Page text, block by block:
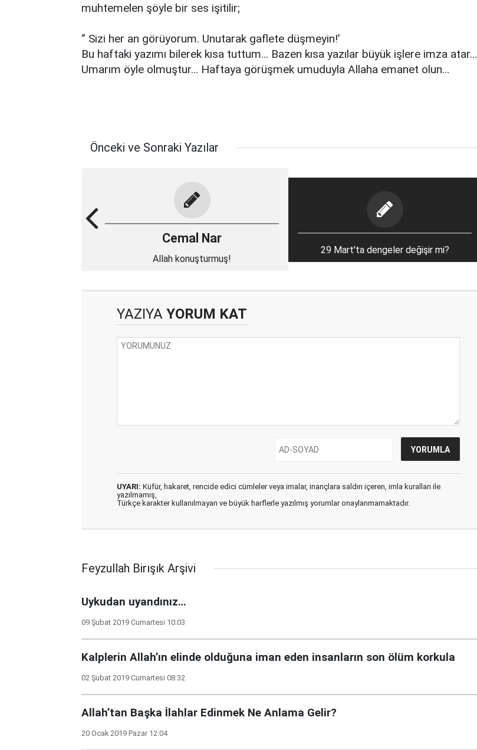
muhtemelen şöyle bir ses işitilir;
‘’ Sizi her an görüyorum. Unutarak gaflete düşmeyin!’
Bu haftaki yazımı bilerek kısa tuttum… Bazen kısa yazılar büyük işlere imza atar…
Umarım öyle olmuştur… Haftaya görüşmek umuduyla Allaha emanet olun…
Önceki ve Sonraki Yazılar
Cemal Nar
Allah konuşturmuş!
29 Mart'ta dengeler değişir mi?
YAZIYA YORUM KAT
UYARI: Küfür, hakaret, rencide edici cümleler veya imalar, inançlara saldırı içeren, imla kuralları ile
yazılmamış,
Türkçe karakter kullanılmayan ve büyük harflerle yazılmış yorumlar onaylanmamaktadır.
Feyzullah Birışık Arşivi
Uykudan uyandınız…
09 Şubat 2019 Cumartesi 10:03
Kalplerin Allah’ın elinde olduğuna iman eden insanların son ölüm korkula
02 Şubat 2019 Cumartesi 08:32
Allah’tan Başka İlahlar Edinmek Ne Anlama Gelir?
20 Ocak 2019 Pazar 12:04